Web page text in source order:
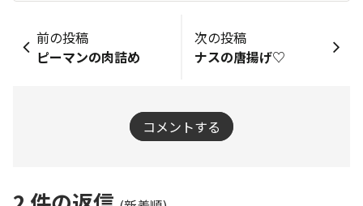
前の投稿
ピーマンの肉詰め
次の投稿
ナスの唐揚げ♡
コメントする